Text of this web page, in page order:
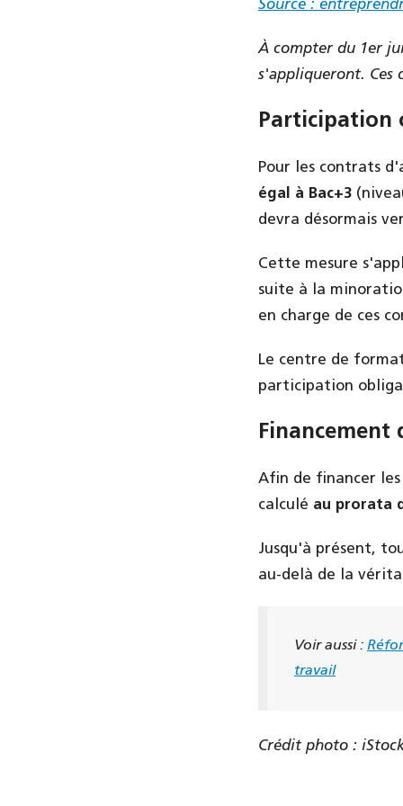
Source :
À compter du 1er
s'appliqueront. Ces
Participation
Pour les contrats
égal à Bac+3
devra désormais
Cette mesure
suite à la
en charge de ces
Le centre de
participation
Financement
Afin de financer
calculé au prorata
Jusqu'à présent,
au-delà de la
Voir aussi :
travail
Crédit photo :